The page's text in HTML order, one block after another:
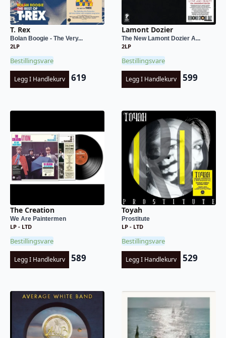
T. Rex
Bolan Boogie - The Very...
2LP
Bestillingsvare
Legg I Handlekurv 619
Lamont Dozier
The New Lamont Dozier A...
2LP
Bestillingsvare
Legg I Handlekurv 599
The Creation
We Are Paintermen
LP - LTD
Bestillingsvare
Legg I Handlekurv 589
Toyah
Prostitute
LP - LTD
Bestillingsvare
Legg I Handlekurv 529